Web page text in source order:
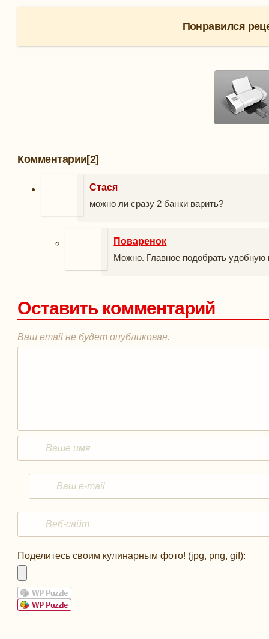
Понравился
Комментарии[2]
Стася
можно ли сразу 2 банки варить?
Поваренок
Можно. Главное подобрать удобную
Оставить комментарий
Ваш email не будет опубликован.
Поделитесь своим кулинарным фото! (jpg, png, gif):